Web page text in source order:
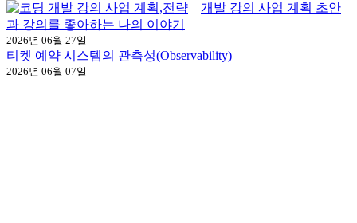
개발 강의 사업 계획 초안
과 강의를 좋아하는 나의 이야기
2026년 06월 27일
티켓 예약 시스템의 관측성(Observability)
2026년 06월 07일